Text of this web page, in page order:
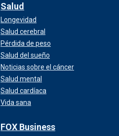
Salud
Longevidad
Salud cerebral
Pérdida de peso
Salud del sueño
Noticias sobre el cáncer
Salud mental
Salud cardíaca
Vida sana
FOX Business